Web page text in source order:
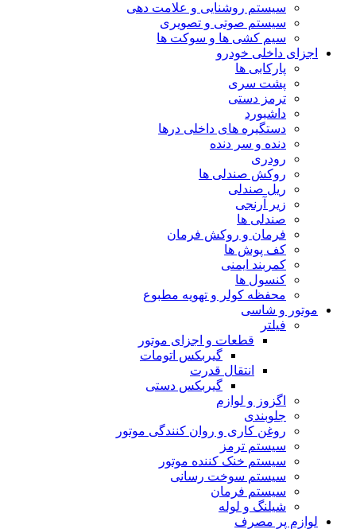
سیستم روشنایی و علامت دهی
سیستم صوتی و تصویری
سیم کشی ها و سوکت ها
اجزای داخلی خودرو
پارکابی ها
پشت سری
ترمز دستی
داشبورد
دستگیره های داخلی درها
دنده و سر دنده
رودری
روکش صندلی ها
ریل صندلی
زیر آرنجی
صندلی ها
فرمان و روکش فرمان
کف پوش ها
کمربند ایمنی
کنسول ها
محفظه کولر و تهویه مطبوع
موتور و شاسی
فیلتر
قطعات و اجزای موتور
گیربکس اتومات
انتقال قدرت
گیربکس دستی
اگزوز و لوازم
جلوبندی
روغن کاری و روان کنندگی موتور
سیستم ترمز
سیستم خنک کننده موتور
سیستم سوخت رسانی
سیستم فرمان
شیلنگ و لوله
لوازم پر مصرف